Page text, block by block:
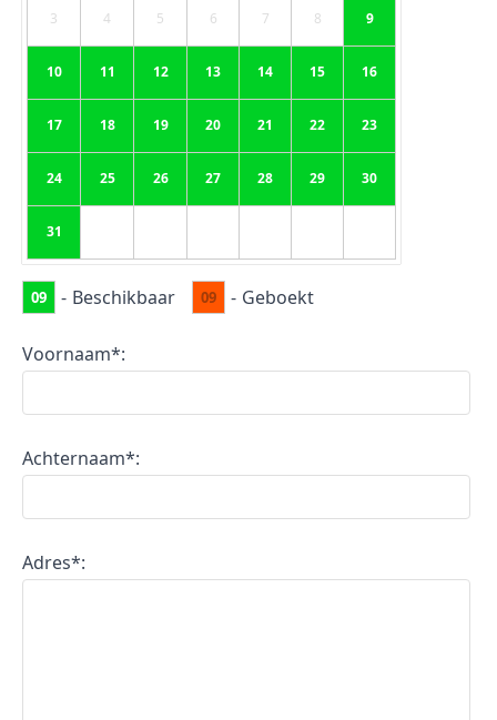
3 4 5 6 7 8 9
10 11 12 13 14 15 16
17 18 19 20 21 22 23
24 25 26 27 28 29 30
31
09 - Beschikbaar 09 - Geboekt
Voornaam*:
Achternaam*:
Adres*: